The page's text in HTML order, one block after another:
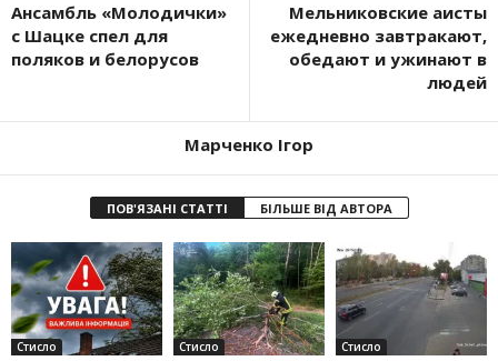
Ансамбль «Молодички»
с Шацке спел для
поляков и белорусов
Мельниковские аисты
ежедневно завтракают,
обедают и ужинают в
людей
Марченко Ігор
ПОВ'ЯЗАНІ СТАТТІ БІЛЬШЕ ВІД АВТОРА
Стисло Стисло Стисло